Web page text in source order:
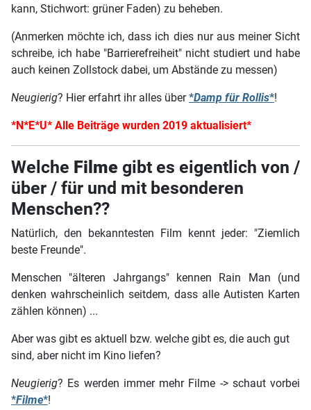
kann, Stichwort: grüner Faden) zu beheben.
(Anmerken möchte ich, dass ich dies nur aus meiner Sicht
schreibe, ich habe "Barrierefreiheit" nicht studiert und habe
auch keinen Zollstock dabei, um Abstände zu messen)
Neugierig? Hier erfahrt ihr alles über *Damp für Rollis*!
*N*E*U* Alle Beiträge wurden 2019 aktualisiert*
Welche Filme gibt es eigentlich von /
über / für und mit besonderen
Menschen??
Natürlich, den bekanntesten Film kennt jeder: "Ziemlich
beste Freunde".
Menschen "älteren Jahrgangs" kennen Rain Man (und
denken wahrscheinlich seitdem, dass alle Autisten Karten
zählen können) ...
Aber was gibt es aktuell bzw. welche gibt es, die auch gut
sind, aber nicht im Kino liefen?
Neugierig? Es werden immer mehr Filme -> schaut vorbei
*Filme*!